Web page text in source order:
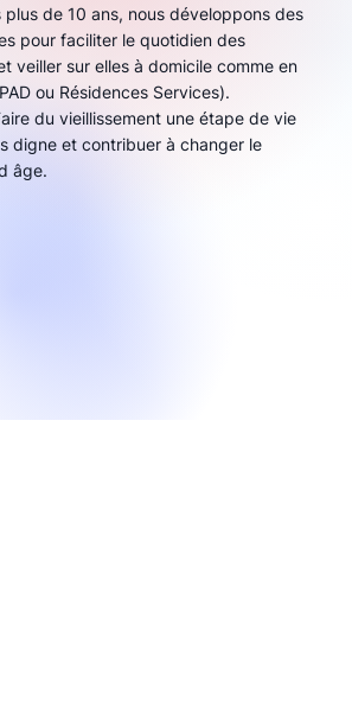
de 10 ans, nous développons des
pour faciliter le quotidien des
veiller sur elles à domicile comme en
ou Résidences Services).
du vieillissement une étape de vie
digne et contribuer à changer le
âge.